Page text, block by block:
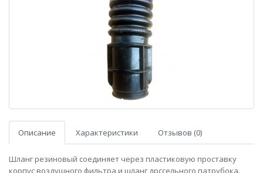
Описание Характеристики Отзывов (0)
Шланг резиновый соединяет через пластиковую проставку
корпус воздушного фильтра и шланг дрссельного патрубока.